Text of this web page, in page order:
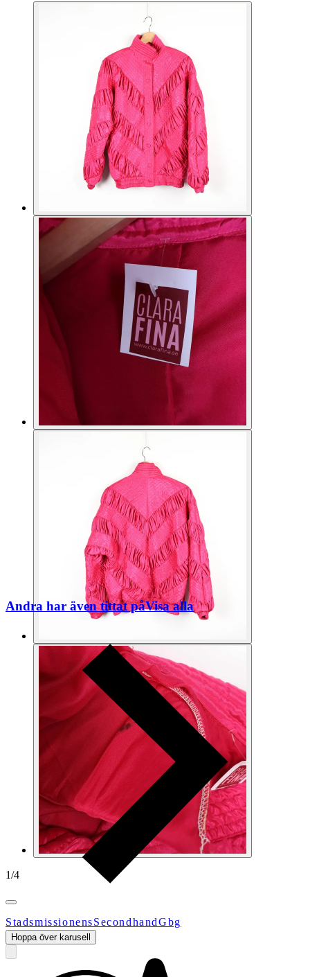
1/4
StadsmissionensSecondhandGbg
Andra har även tittat påVisa alla
Hoppa över karusell